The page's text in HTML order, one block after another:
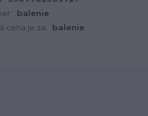
balenie
cena je za: balenie